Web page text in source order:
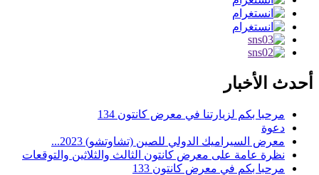
أحدث الأخبار
مرحبا بكم لزيارتنا في معرض كانتون 134
دعوة
معرض السيراميك الدولي للصين (تشاوتشو) 2023...
نظرة عامة على معرض كانتون الثالث والثلاثين والتوقعات
مرحبا بكم في معرض كانتون 133